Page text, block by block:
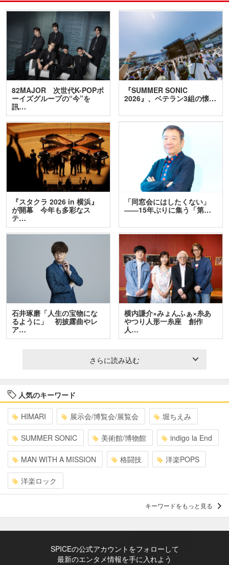
82MAJOR 次世代K-POPボ
ーイズグループの“今”を
訊…
『SUMMER SONIC
2026』、ベテラン3組の懐…
『スタクラ 2026 in 横浜』
が開幕 今年も多彩なス
テ…
「同窓会にはしたくない」
――15年ぶりに集う「第…
石井琢磨「人生の宝物にな
るように」 初披露曲やレ
ア…
横内謙介×みょんふぁ×糸あ
やつり人形一糸座 創作
人…
さらに読み込む
人気のキーワード
HIMARI 展示会/博覧会/展覧会 堀ちえみ
SUMMER SONIC 美術館/博物館 indigo la End
MAN WITH A MISSION 格闘技 洋楽POPS
洋楽ロック
キーワードをもっと見る
SPICEの公式アカウントをフォローして
最新のエンタメ情報を手に入れよう